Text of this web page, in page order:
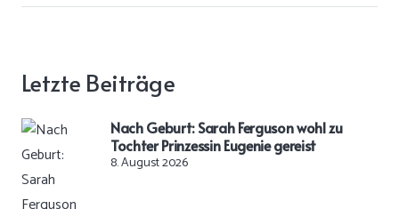
Letzte Beiträge
Nach Geburt: Sarah Ferguson wohl zu
Tochter Prinzessin Eugenie gereist
8. August 2026